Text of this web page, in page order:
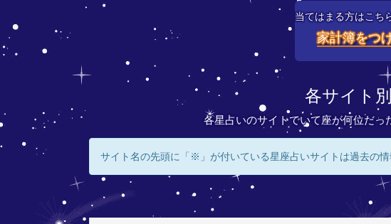
当てはまる方はこち
家計簿をつ
各サイト
各星占いのサイトでいて座が何位だっ
サイト名の先頭に「※」が付いている星座占いサイトは過去の